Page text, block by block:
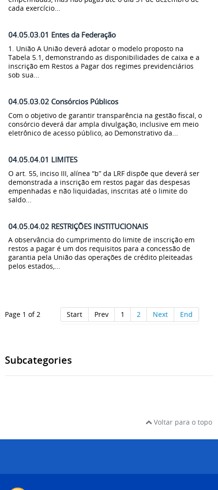
cada exercício...
04.05.03.01 Entes da Federação
1. União A União deverá adotar o modelo proposto na
Tabela 5.1, demonstrando as disponibilidades de caixa e a
inscrição em Restos a Pagar dos regimes previdenciários
sob sua...
04.05.03.02 Consórcios Públicos
Com o objetivo de garantir transparência na gestão fiscal, o
consórcio deverá dar ampla divulgação, inclusive em meio
eletrônico de acesso público, ao Demonstrativo da...
04.05.04.01 LIMITES
O art. 55, inciso III, alínea “b” da LRF dispõe que deverá ser
demonstrada a inscrição em restos pagar das despesas
empenhadas e não liquidadas, inscritas até o limite do
saldo...
04.05.04.02 RESTRIÇÕES INSTITUCIONAIS
A observância do cumprimento do limite de inscrição em
restos a pagar é um dos requisitos para a concessão de
garantia pela União das operações de crédito pleiteadas
pelos estados,...
Page 1 of 2 Start Prev 1 2 Next End
Subcategories
Voltar para o topo